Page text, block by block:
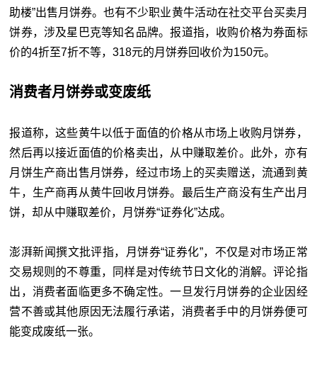
助楼”出售月饼券。也有不少职业黄牛活动在社交平台买卖月
饼券，涉及星巴克等知名品牌。报道指，收购价格为券面标
价的4折至7折不等，318元的月饼券回收价为150元。
消费者月饼券或变废纸
报道称，这些黄牛以低于面值的价格从市场上收购月饼券，
然后再以接近面值的价格卖出，从中赚取差价。此外，亦有
月饼生产商出售月饼券，经过市场上的买卖赠送，流通到黄
牛，生产商再从黄牛回收月饼券。最后生产商没有生产出月
饼，却从中赚取差价，月饼券“证券化”达成。
澎湃新闻撰文批评指，月饼券“证券化”，不仅是对市场正常
交易规则的不尊重，同样是对传统节日文化的消解。评论指
出，消费者面临更多不确定性。一旦发行月饼券的企业因经
营不善或其他原因无法履行承诺，消费者手中的月饼券便可
能变成废纸一张。